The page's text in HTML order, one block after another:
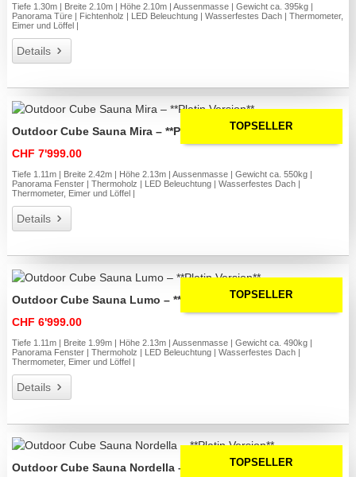
Tiefe 1.30m | Breite 2.10m | Höhe 2.10m | Aussenmasse | Gewicht ca. 395kg |
Panorama Türe | Fichtenholz | LED Beleuchtung | Wasserfestes Dach | Thermometer,
Eimer und Löffel |
Details
TOPSELLER
Outdoor Cube Sauna Mira – **Platin Version**
CHF 7'999.00
Tiefe 1.11m | Breite 2.42m | Höhe 2.13m | Aussenmasse | Gewicht ca. 550kg |
Panorama Fenster | Thermoholz | LED Beleuchtung | Wasserfestes Dach |
Thermometer, Eimer und Löffel |
Details
TOPSELLER
Outdoor Cube Sauna Lumo – **Platin Version**
CHF 6'999.00
Tiefe 1.11m | Breite 1.99m | Höhe 2.13m | Aussenmasse | Gewicht ca. 490kg |
Panorama Fenster | Thermoholz | LED Beleuchtung | Wasserfestes Dach |
Thermometer, Eimer und Löffel |
Details
TOPSELLER
Outdoor Cube Sauna Nordella – **Platin Version**